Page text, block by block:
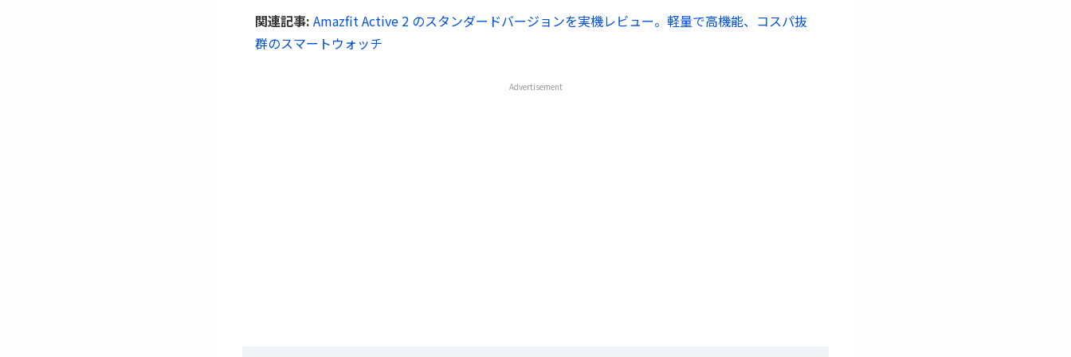
関連記事: Amazfit Active 2 のスタンダードバージョンを実機レビュー。軽量で高機能、コスパ抜
群のスマートウォッチ
Advertisement